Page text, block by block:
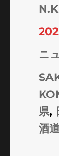
投
稿
投
稿
カ
テ
ゴ
リ
ー
ニ
タ
グ
県,
酒